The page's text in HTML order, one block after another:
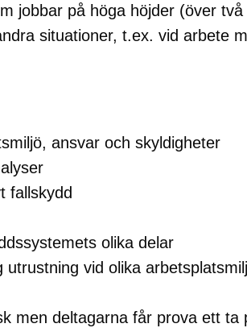
jobbar på höga höjder (över
situationer, t.ex. vid arbete
ansvar och skyldigheter
fallskydd
olika delar
utrustning vid olika
men deltagarna får prova ett ta